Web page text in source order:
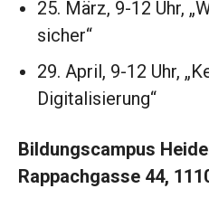
25. März, 9-12 Uhr,
sicher“
29. April, 9-12 Uhr,
Digitalisierung“
Bildungscampus
Rappachgasse 44,